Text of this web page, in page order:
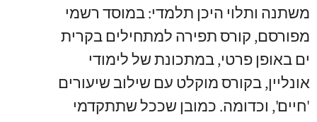
משתנה ותלוי היכן תלמדי: במוסד רשמי
מפורסם, קורס תפירה למתחילים בקרית
ים באופן פרטי, במתכונת של לימודי
אונליין, בקורס מוקלט עם שילוב שיעורים
'חיים', וכדומה. כמובן שככל שתתקדמי